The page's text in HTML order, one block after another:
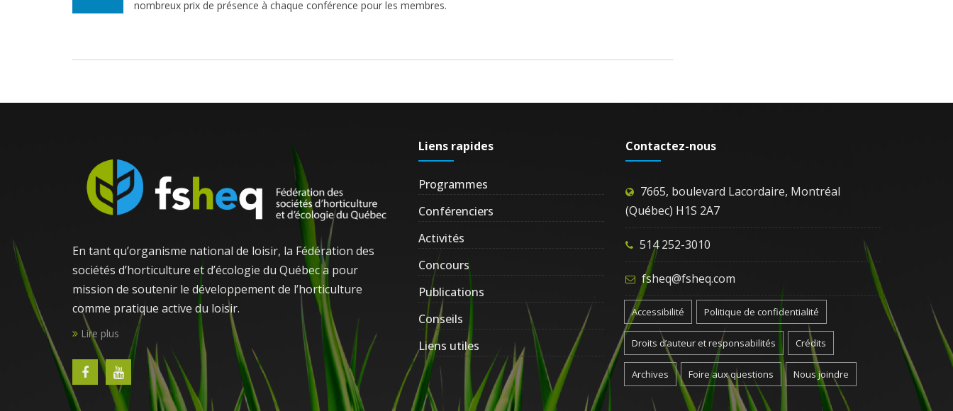
nombreux prix de présence à chaque conférence pour les membres.
En tant qu’organisme national de loisir, la Fédération des
sociétés d’horticulture et d’écologie du Québec a pour
mission de soutenir le développement de l’horticulture
comme pratique active du loisir.
Lire plus
Liens rapides
Programmes
Conférenciers
Activités
Concours
Publications
Conseils
Liens utiles
Contactez-nous
7665, boulevard Lacordaire, Montréal
(Québec) H1S 2A7
514 252-3010
fsheq@fsheq.com
Accessibilité Politique de confidentialité
Droits d’auteur et responsabilités Crédits
Archives Foire aux questions Nous joindre